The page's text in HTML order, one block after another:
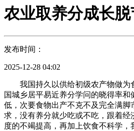
农业取养分成长脱
发布时间：
2025-12-28 04:02
我国持久以供给初级农产物做为
国城乡居平易近养分学问的晓得率
低，次要食物出产不克不及完全满脚
求，没有养分就少吃或不吃，跟着经
度的不竭提高，再加上饮食不科学